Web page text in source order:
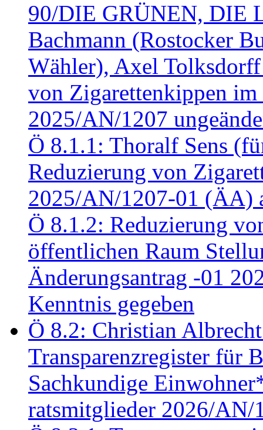
90/DIE GRÜNEN, DIE
Bachmann (Rostocker
Wähler), Axel
von Zigarettenkippen
2025/AN/1207
Ö 8.1.1: Thoralf Sens
Reduzierung von
2025/AN/1207-01 (ÄA)
Ö 8.1.2: Reduzierung
öffentlichen Raum
Änderungsantrag -01
Kenntnis gegeben
Ö 8.2: Christian
Transparenzregister für
Sachkundige
ratsmitglieder 2026/AN/